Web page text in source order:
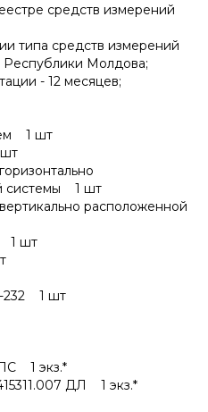
средств измерений
типа средств измерений
Республики Молдова;
- 12 месяцев;
1 шт
системы 1 шт
расположенной
1 шт
232 1 шт
1 экз.*
ДЛ 1 экз.*